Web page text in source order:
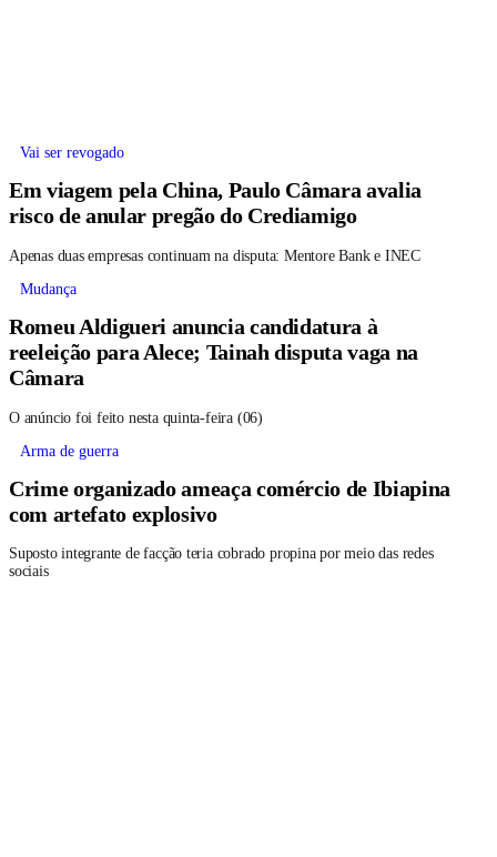
Vai ser revogado
Em viagem pela China, Paulo Câmara avalia
risco de anular pregão do Crediamigo
Apenas duas empresas continuam na disputa: Mentore Bank e INEC
Mudança
Romeu Aldigueri anuncia candidatura à
reeleição para Alece; Tainah disputa vaga na
Câmara
O anúncio foi feito nesta quinta-feira (06)
Arma de guerra
Crime organizado ameaça comércio de Ibiapina
com artefato explosivo
Suposto integrante de facção teria cobrado propina por meio das redes
sociais